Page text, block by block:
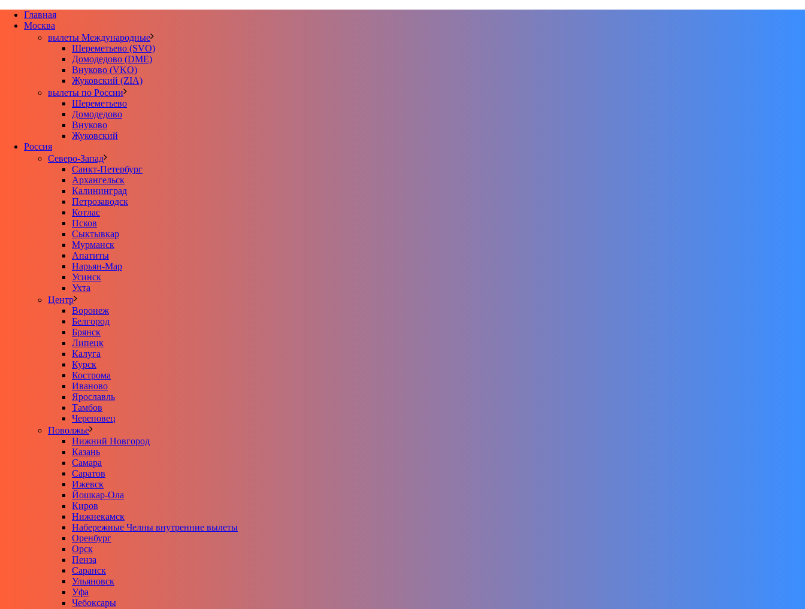
Главная
Москва
вылеты Международные
Шереметьево (SVO)
Домодедово (DME)
Внуково (VKO)
Жуковский (ZIA)
вылеты по России
Шереметьево
Домодедово
Внуково
Жуковский
Россия
Северо-Запад
Санкт-Петербург
Архангельск
Калининград
Петрозаводск
Котлас
Псков
Сыктывкар
Мурманск
Апатиты
Нарьян-Мар
Усинск
Ухта
Центр
Воронеж
Белгород
Брянск
Липецк
Калуга
Курск
Кострома
Иваново
Ярославль
Тамбов
Череповец
Поволжье
Нижний Новгород
Казань
Самара
Саратов
Ижевск
Йошкар-Ола
Киров
Нижнекамск
Набережные Челны внутренние вылеты
Оренбург
Орск
Пенза
Саранск
Ульяновск
Уфа
Чебоксары